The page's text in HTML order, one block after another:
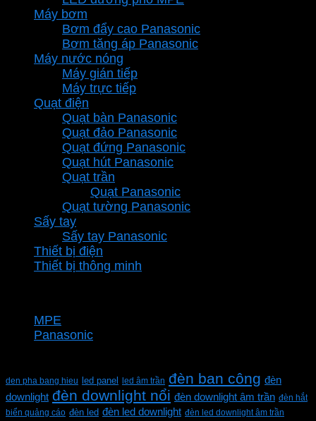
Máy bơm
Bơm đẩy cao Panasonic
Bơm tăng áp Panasonic
Máy nước nóng
Máy gián tiếp
Máy trực tiếp
Quạt điện
Quạt bàn Panasonic
Quạt đảo Panasonic
Quạt đứng Panasonic
Quạt hút Panasonic
Quạt trần
Quạt Panasonic
Quạt tường Panasonic
Sấy tay
Sấy tay Panasonic
Thiết bị điện
Thiết bị thông minh
MPE
Panasonic
den pha bang hieu led panel led âm trần đèn ban công đèn
downlight đèn downlight nổi đèn downlight âm trần đèn hắt
biển quảng cáo đèn led đèn led downlight đèn led downlight âm trần